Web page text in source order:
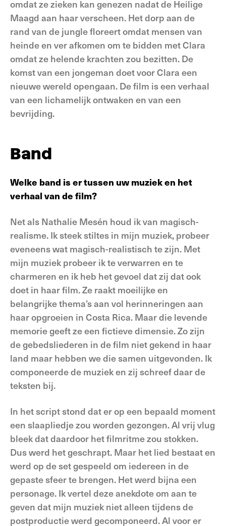
omdat ze zieken kan genezen nadat de Heilige
Maagd aan haar verscheen. Het dorp aan de
rand van de jungle floreert omdat mensen van
heinde en ver afkomen om te bidden met Clara
omdat ze helende krachten zou bezitten. De
komst van een jongeman doet voor Clara een
nieuwe wereld opengaan. De film is een verhaal
van een lichamelijk ontwaken en van een
bevrijding.
Band
Welke band is er tussen uw muziek en het
verhaal van de film?
Net als Nathalie Mesén houd ik van magisch-
realisme. Ik steek stiltes in mijn muziek, probeer
eveneens wat magisch-realistisch te zijn. Met
mijn muziek probeer ik te verwarren en te
charmeren en ik heb het gevoel dat zij dat ook
doet in haar film. Ze raakt moeilijke en
belangrijke thema’s aan vol herinneringen aan
haar opgroeien in Costa Rica. Maar die levende
memorie geeft ze een fictieve dimensie. Zo zijn
de gebedsliederen in de film niet gekend in haar
land maar hebben we die samen uitgevonden. Ik
componeerde de muziek en zij schreef daar de
teksten bij.
In het script stond dat er op een bepaald moment
een slaapliedje zou worden gezongen. Al vrij vlug
bleek dat daardoor het filmritme zou stokken.
Dus werd het geschrapt. Maar het lied bestaat en
werd op de set gespeeld om iedereen in de
gepaste sfeer te brengen. Het werd bijna een
personage. Ik vertel deze anekdote om aan te
geven dat mijn muziek niet alleen tijdens de
postproductie werd gecomponeerd. Al voor er